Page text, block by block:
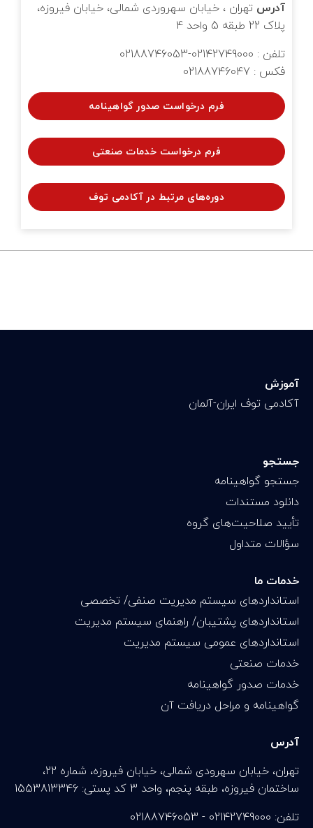
آدرس تهران ، خیابان سهروردی شمالی، خیابان فیروزه،
پلاک 22 طبقه 5 واحد 4
تلفن : 02142749000-02188746053
فکس : 02188746047
فرم درخواست صدور گواهینامه
فرم درخواست خدمات صنعتی
دوره‌های مرتبط در آکادمی توف
آموزش
آکادمی توف ایران-آلمان
جستجو
جستجو گواهینامه
دانلود مستندات
تأیید صلاحیت‌های گروه
سؤالات متداول
خدمات ما
استانداردهای سیستم مدیریت صنفی/ تخصصی
استانداردهای پشتیبان/ راهنمای سیستم مدیریت
استانداردهای عمومی سیستم مدیریت
خدمات صنعتی
خدمات صدور گواهینامه
گواهینامه و مراحل دریافت آن
آدرس
تهران، خیابان سهرودی شمالی، خیابان فیروزه، شماره 22،
ساختمان فیروزه، طبقه پنجم، واحد 3 کد پستی: 1553813346
تلفن: 02142749000 - 02188746053